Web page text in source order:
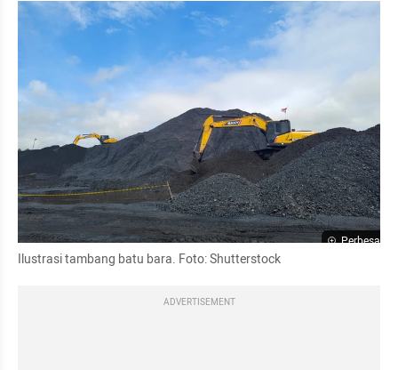
Perbesar
Ilustrasi tambang batu bara. Foto: Shutterstock
ADVERTISEMENT